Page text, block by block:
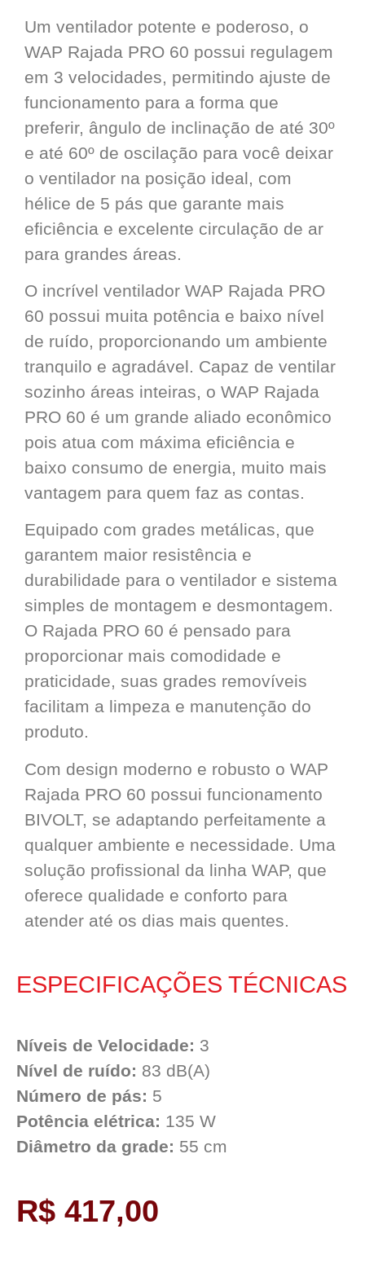
Um ventilador potente e poderoso, o
WAP Rajada PRO 60 possui regulagem
em 3 velocidades, permitindo ajuste de
funcionamento para a forma que
preferir, ângulo de inclinação de até 30º
e até 60º de oscilação para você deixar
o ventilador na posição ideal, com
hélice de 5 pás que garante mais
eficiência e excelente circulação de ar
para grandes áreas.
O incrível ventilador WAP Rajada PRO
60 possui muita potência e baixo nível
de ruído, proporcionando um ambiente
tranquilo e agradável. Capaz de ventilar
sozinho áreas inteiras, o WAP Rajada
PRO 60 é um grande aliado econômico
pois atua com máxima eficiência e
baixo consumo de energia, muito mais
vantagem para quem faz as contas.
Equipado com grades metálicas, que
garantem maior resistência e
durabilidade para o ventilador e sistema
simples de montagem e desmontagem.
O Rajada PRO 60 é pensado para
proporcionar mais comodidade e
praticidade, suas grades removíveis
facilitam a limpeza e manutenção do
produto.
Com design moderno e robusto o WAP
Rajada PRO 60 possui funcionamento
BIVOLT, se adaptando perfeitamente a
qualquer ambiente e necessidade. Uma
solução profissional da linha WAP, que
oferece qualidade e conforto para
atender até os dias mais quentes.
ESPECIFICAÇÕES TÉCNICAS
Níveis de Velocidade: 3
Nível de ruído: 83 dB(A)
Número de pás: 5
Potência elétrica: 135 W
Diâmetro da grade: 55 cm
R$ 417,00